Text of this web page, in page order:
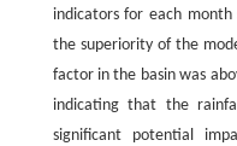
indicators for each
the superiority of the
factor in the basin was
indicating that the
significant potential